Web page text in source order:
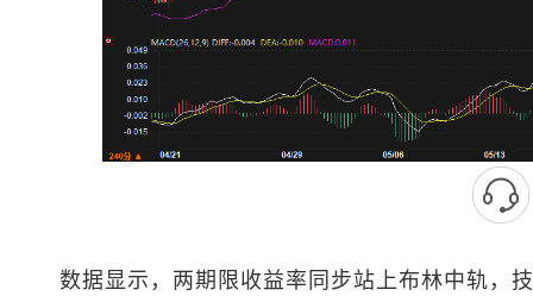
数据显示，两期限收益率同步站上布林中轨，